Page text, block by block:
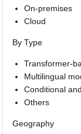
On-premises
Cloud
By Type
Transformer-
Multilingual
Conditional
Others
Geography